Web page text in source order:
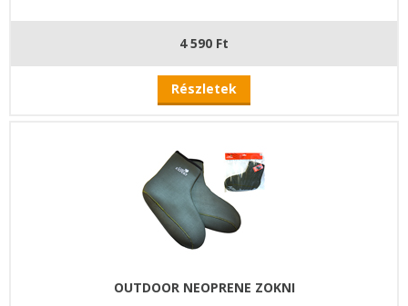
4 590 Ft
Részletek
OUTDOOR NEOPRENE ZOKNI